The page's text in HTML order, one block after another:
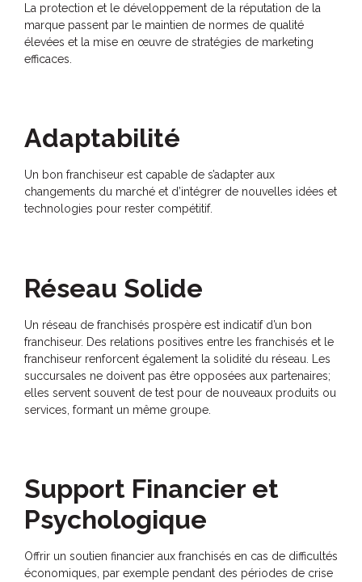
La protection et le développement de la réputation de la
marque passent par le maintien de normes de qualité
élevées et la mise en œuvre de stratégies de marketing
efficaces.
Adaptabilité
Un bon franchiseur est capable de s’adapter aux
changements du marché et d’intégrer de nouvelles idées et
technologies pour rester compétitif.
Réseau Solide
Un réseau de franchisés prospère est indicatif d’un bon
franchiseur. Des relations positives entre les franchisés et le
franchiseur renforcent également la solidité du réseau. Les
succursales ne doivent pas être opposées aux partenaires;
elles servent souvent de test pour de nouveaux produits ou
services, formant un même groupe.
Support Financier et
Psychologique
Offrir un soutien financier aux franchisés en cas de difficultés
économiques, par exemple pendant des périodes de crise